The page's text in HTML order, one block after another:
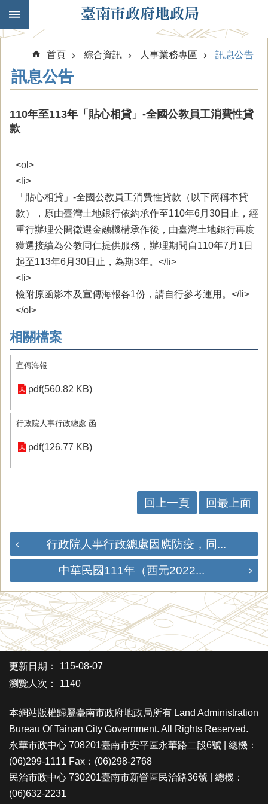
跳到主要內容區塊
首頁 綜合資訊 人事業務專區 訊息公告
訊息公告
110年至113年「貼心相貸」-全國公教員工消費性貸
款
<ol>
<li>
「貼心相貸」-全國公教員工消費性貸款（以下簡稱本貸
款），原由臺灣土地銀行依約承作至110年6月30日止，經
重行辦理公開徵選金融機構承作後，由臺灣土地銀行再度
獲選接續為公教同仁提供服務，辦理期間自110年7月1日
起至113年6月30日止，為期3年。</li>
<li>
檢附原函影本及宣傳海報各1份，請自行參考運用。</li>
</ol>
相關檔案
宣傳海報
pdf(560.82 KB)
行政院人事行政總處 函
pdf(126.77 KB)
回上一頁 回最上面
行政院人事行政總處因應防疫，同...
中華民國111年（西元2022...
更新日期：
115-08-07
瀏覽人次：
1140
本網站版權歸屬臺南市政府地政局所有 Land Administration
Bureau Of Tainan City Government. All Rights Reserved.
永華市政中心 708201臺南市安平區永華路二段6號 | 總機：
(06)299-1111 Fax：(06)298-2768
民治市政中心 730201臺南市新營區民治路36號 | 總機：
(06)632-2231